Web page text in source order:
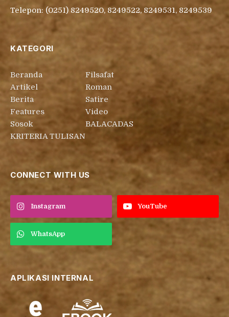
Telepon: (0251) 8249520, 8249522, 8249531, 8249539
KATEGORI
Beranda
Artikel
Berita
Features
Sosok
KRITERIA TULISAN
Filsafat
Roman
Satire
Video
BALACADAS
CONNECT WITH US
Instagram YouTube
WhatsApp
APLIKASI INTERNAL